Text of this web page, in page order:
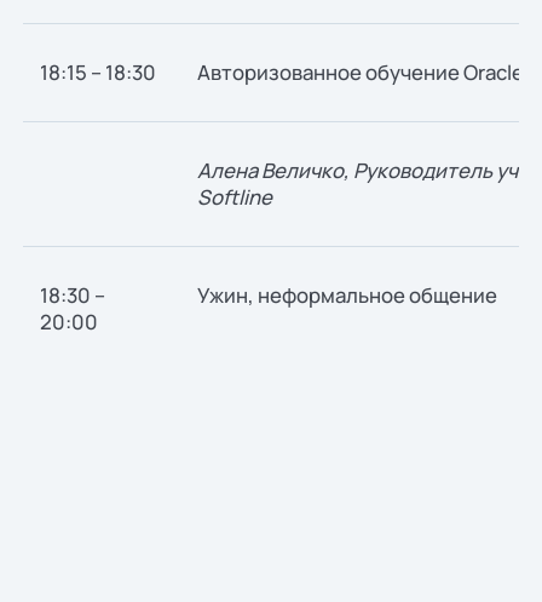
18:15 – 18:30 Авторизованное обучение Oracle
Алена Величко, Руководитель
Softline
18:30 –
20:00
Ужин, неформальное общение